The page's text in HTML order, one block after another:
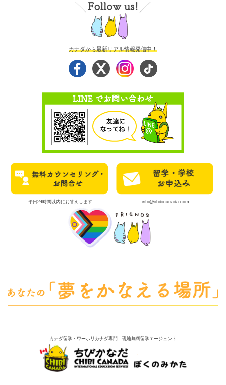
カナダから最新リアル情報発信中！
平日24時間以内にお答えします info@chibicanada.com
カナダ留学・ワーホリカナダ専門 現地無料留学エージェント